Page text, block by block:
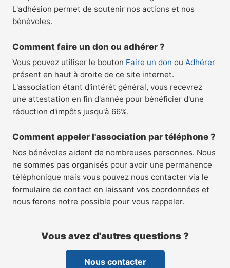
L'adhésion permet de soutenir nos actions et nos
bénévoles.
Comment faire un don ou adhérer ?
Vous pouvez utiliser le bouton Faire un don ou Adhérer
présent en haut à droite de ce site internet.
L'association étant d'intérêt général, vous recevrez
une attestation en fin d'année pour bénéficier d'une
réduction d'impôts jusqu'à 66%.
Comment appeler l'association par téléphone ?
Nos bénévoles aident de nombreuses personnes. Nous
ne sommes pas organisés pour avoir une permanence
téléphonique mais vous pouvez nous contacter via le
formulaire de contact en laissant vos coordonnées et
nous ferons notre possible pour vous rappeler.
Vous avez d'autres questions ?
Nous contacter